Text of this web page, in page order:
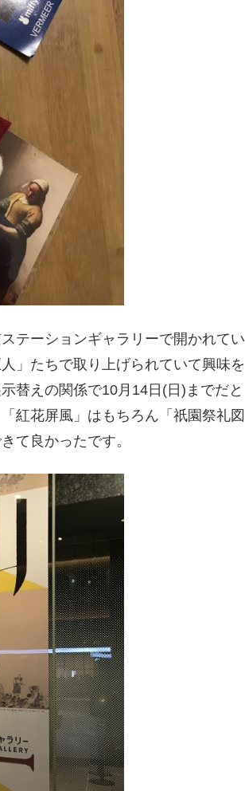
テーションギャラリーで開かれてい
」たちで取り上げられていて興味を
替えの関係で10月14日(日)までだと
紅花屏風」はもちろん「祇園祭礼図
て良かったです。